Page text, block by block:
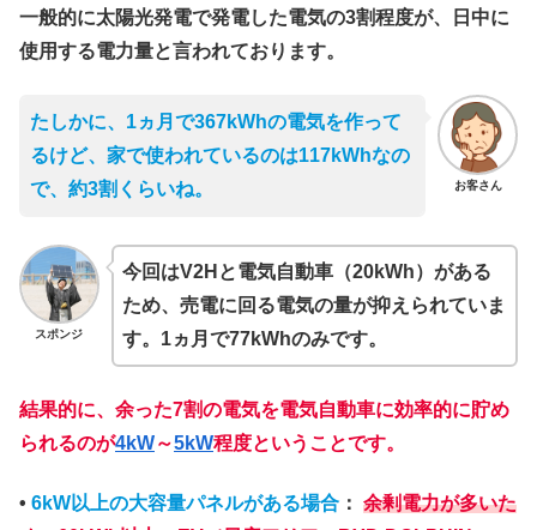
一般的に太陽光発電で発電した電気の3割程度が、日中に
使用する電力量と言われております。
お客さん
たしかに、1ヵ月で367kWhの電気を作って
るけど、家で使われているのは117kWhなの
で、約3割くらいね。
スポンジ
今回はV2Hと電気自動車（20kWh）がある
ため、売電に回る電気の量が抑えられていま
す。1ヵ月で77kWhのみです。
結果的に、 余った7割の電気を電気自動車に効率的に貯め
られるのが4kW～5kW程度ということです。
• 6kW以上の大容量パネルがある場合 ： 余剰電力が多いた